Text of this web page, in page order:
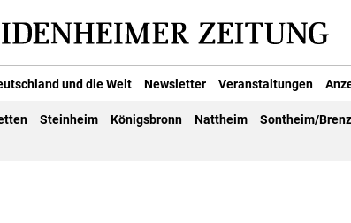
und die Welt Newsletter Veranstaltungen
Steinheim Königsbronn Nattheim Sontheim/Brenz